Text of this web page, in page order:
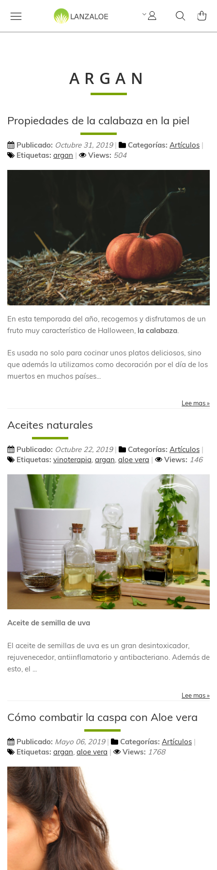
Search
Mi
cuenta
MI
ARGAN
Propiedades de la calabaza en la piel
Publicado: Octubre 31, 2019 Categorías: Artículos
Etiquetas: argan Views: 504
En esta temporada del año, recogemos y disfrutamos de un
fruto muy característico de Halloween, la calabaza
Es usada no solo para cocinar unos platos deliciosos, sino
que además la utilizamos como decoración por el día de los
muertos en muchos países...
Lee mas »
Aceites naturales
Publicado: Octubre 22, 2019 Categorías: Artículos
Etiquetas: vinoterapia argan aloe vera Views: 146
Aceite de semilla de uva
El aceite de semillas de uva es un gran desintoxicador,
rejuvenecedor, antiinflamatorio y antibacteriano. Además de
esto, el
Lee mas »
Cómo combatir la caspa con Aloe vera
Publicado: Mayo 06, 2019 Categorías: Artículos
Etiquetas: argan, aloe vera Views: 1768